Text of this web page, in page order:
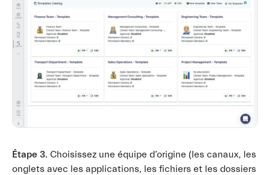
Étape 3. Choisissez une équipe d’origine (les canaux, les
onglets avec les applications, les fichiers et les dossiers